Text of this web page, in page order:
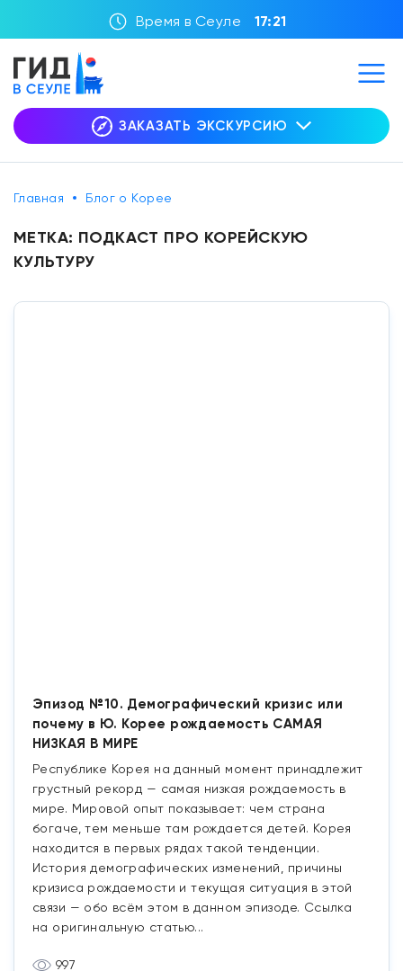
Время в Сеуле 17:21
ЗАКАЗАТЬ ЭКСКУРСИЮ
Главная Блог о Корее
МЕТКА: ПОДКАСТ ПРО КОРЕЙСКУЮ
КУЛЬТУРУ
Эпизод №10. Демографический кризис или
почему в Ю. Корее рождаемость САМАЯ
НИЗКАЯ В МИРЕ
Республике Корея на данный момент принадлежит
грустный рекорд — самая низкая рождаемость в
мире. Мировой опыт показывает: чем страна
богаче, тем меньше там рождается детей. Корея
находится в первых рядах такой тенденции.
История демографических изменений, причины
кризиса рождаемости и текущая ситуация в этой
связи — обо всём этом в данном эпизоде. Ссылка
на оригинальную статью...
997